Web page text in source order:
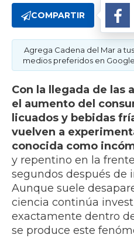
COMPARTIR
Agrega Cadena del Mar a tus
medios preferidos en Google
Con la llegada de las
el aumento del
licuados y bebidas
vuelven a
conocida como
y repentino en la
segundos después de
Aunque suele
ciencia continúa
exactamente dentro
se produce este